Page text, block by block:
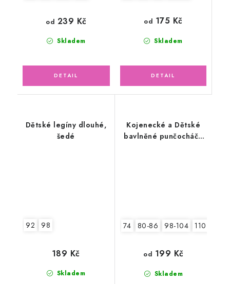
Skladem
od 239 Kč
Skladem
od 175 Kč
Dětské legíny dlouhé,
šedé
92 98
Skladem
189 Kč
Kojenecké a Dětské
bavlněné punčocháče
74 80-86 98-104 110-116
Skladem
od 199 Kč